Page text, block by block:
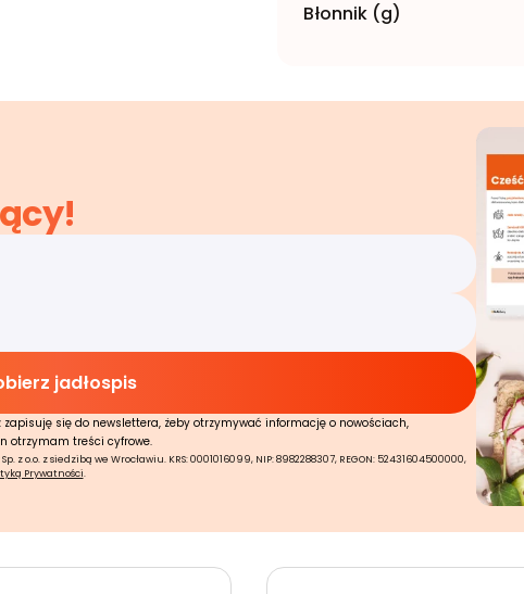
Błonnik (g)
się do newslettera, żeby otrzymywać informację o nowościach,
otrzymam treści cyfrowe.
z siedzibą we Wrocławiu. KRS: 0001016099, NIP: 8982288307, REGON: 52431604500000,
Prywatności.